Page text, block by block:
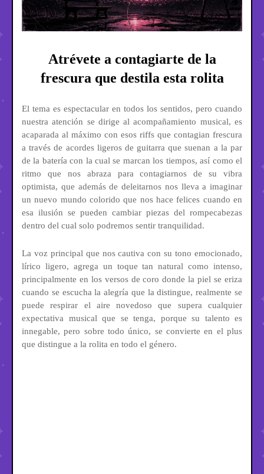
Atrévete a contagiarte de la
frescura que destila esta rolita
El tema es espectacular en todos los sentidos, pero cuando
nuestra atención se dirige al acompañamiento musical, es
acaparada al máximo con esos riffs que contagian frescura
a través de acordes ligeros de guitarra que suenan a la par
de la batería con la cual se marcan los tiempos, así como el
ritmo que nos abraza para contagiarnos de su vibra
optimista, que además de deleitarnos nos lleva a imaginar
un nuevo mundo colorido que nos hace felices cuando en
esa ilusión se pueden cambiar piezas del rompecabezas
dentro del cual solo podremos sentir tranquilidad.
La voz principal que nos cautiva con su tono emocionado,
lírico ligero, agrega un toque tan natural como intenso,
principalmente en los versos de coro donde la piel se eriza
cuando se escucha la alegría que la distingue, realmente se
puede respirar el aire novedoso que supera cualquier
expectativa musical que se tenga, porque su talento es
innegable, pero sobre todo único, se convierte en el plus
que distingue a la rolita en todo el género.